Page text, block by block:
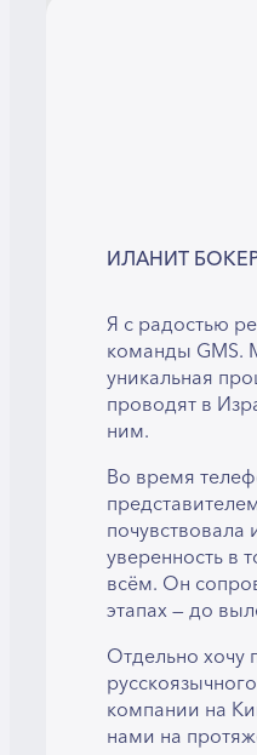
ИЛАНИТ
Я с радостью
команды GMS.
уникальная
проводят в
ним.
Во время
уверенность в
всём. Он
этапах — до
Отдельно
компании на
нами на